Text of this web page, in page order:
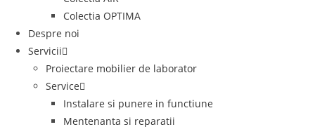
Colectia OPTIMA
Despre noi
Servicii
Proiectare mobilier de laborator
Service
Instalare si punere in functiune
Mentenanta si reparatii